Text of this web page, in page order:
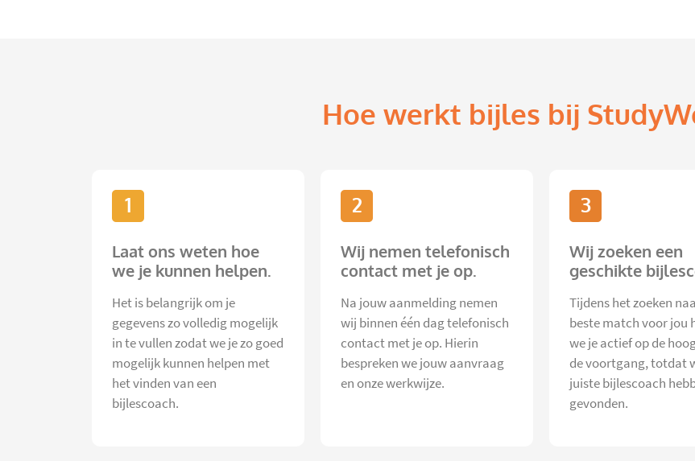
Hoe werkt bijles bij
1
Laat ons weten hoe
we je kunnen helpen.
Het is belangrijk om je
gegevens zo volledig mogelijk
in te vullen zodat we je zo goed
mogelijk kunnen helpen met
het vinden van een
bijlescoach.
2
Wij nemen telefonisch
contact met je op.
Na jouw aanmelding nemen
wij binnen één dag telefonisch
contact met je op. Hierin
bespreken we jouw aanvraag
en onze werkwijze.
3
Wij zoeken een
geschikte
Tijdens het zoeken
beste match voor jou
we je actief op de
de voortgang, totdat
juiste bijlescoach
gevonden.